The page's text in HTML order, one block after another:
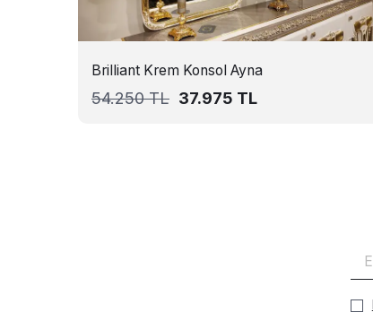
Brilliant Krem Konsol Ayna
54.250TL 37.975 TL